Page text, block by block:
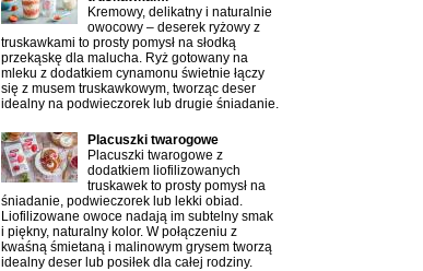
Kremowy, delikatny i naturalnie
owocowy – deserek ryżowy z
truskawkami to prosty pomysł na słodką
przekąskę dla malucha. Ryż gotowany na
mleku z dodatkiem cynamonu świetnie łączy
się z musem truskawkowym, tworząc deser
idealny na podwieczorek lub drugie śniadanie.
Placuszki twarogowe
Placuszki twarogowe z
dodatkiem liofilizowanych
truskawek to prosty pomysł na
śniadanie, podwieczorek lub lekki obiad.
Liofilizowane owoce nadają im subtelny smak
i piękny, naturalny kolor. W połączeniu z
kwaśną śmietaną i malinowym grysem tworzą
idealny deser lub posiłek dla całej rodziny.